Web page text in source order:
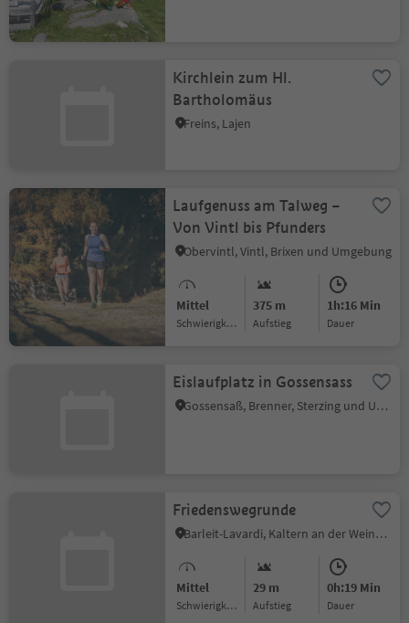
Kirchlein zum Hl.
Bartholomäus
Freins, Lajen
Laufgenuss am Talweg –
Von Vintl bis Pfunders
Obervintl, Vintl, Brixen und Umgebung
Mittel
Schwierigkeitsgrad
375 m
Aufstieg
1h:16 Min
Dauer
Eislaufplatz in Gossensass
Gossensaß, Brenner, Sterzing und Umgebung
Friedenswegrunde
Barleit-Lavardi, Kaltern an der Weinstraße, Südtiroler Weinstraße
Mittel
Schwierigkeitsgrad
29 m
Aufstieg
0h:19 Min
Dauer